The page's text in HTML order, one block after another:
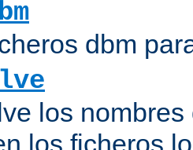
dbm
los
los ficheros